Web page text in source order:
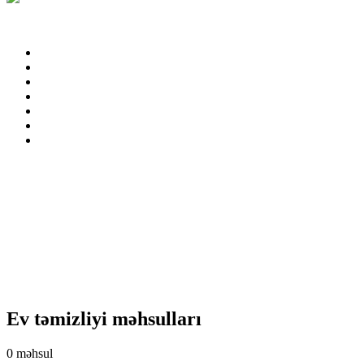
Ev təmizliyi məhsulları
0 məhsul